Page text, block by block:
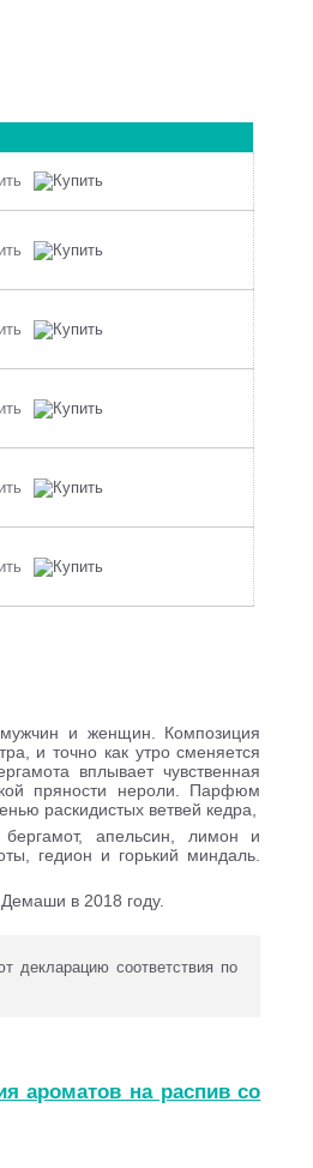
и женщин. Композиция
и точно как утро сменяется
вплывает чувственная
пряности нероли. Парфюм
раскидистых ветвей кедра,
бергамот, апельсин, лимон и
гедион и горький миндаль.
в 2018 году.
декларацию соответствия по
ароматов на распив со